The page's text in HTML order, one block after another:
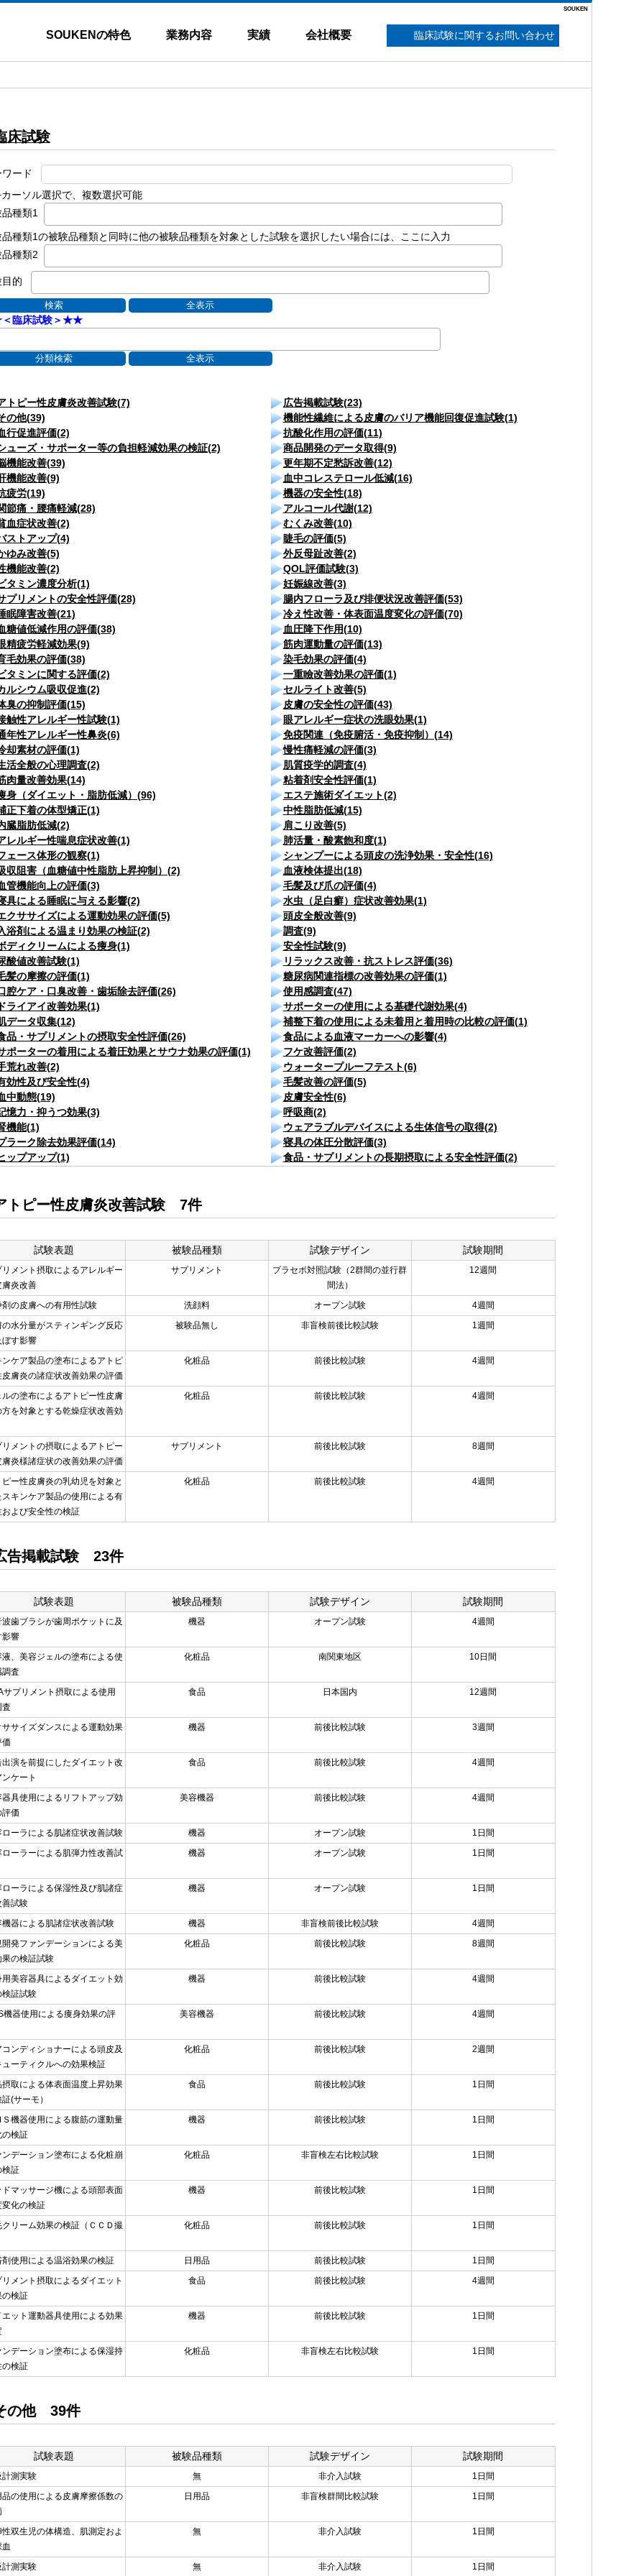
SOUKEN
SOUKENの特色 業務内容 実績 会社概要 臨床試験に関するお問い合わせ
床試験
ワード
ーソル選択で、複数選択可能
種類1
種類1の被験品種類と同時に他の被験品種類を対象とした試験を選択したい場合には、ここに入力
種類2
目的
臨床試験＞★★
トピー性皮膚炎改善試験(7)
広告掲載試験(23)
の他(39)
機能性繊維による皮膚のバリア機能回復促進試験(1)
行促進評価(2)
抗酸化作用の評価(11)
ューズ・サポーター等の負担軽減効果の検証(2)
商品開発のデータ取得(9)
機能改善(39)
更年期不定愁訴改善(12)
機能改善(9)
血中コレステロール低減(16)
疲労(19)
機器の安全性(18)
節痛・腰痛軽減(28)
アルコール代謝(12)
血症状改善(2)
むくみ改善(10)
ストアップ(4)
睫毛の評価(5)
ゆみ改善(5)
外反母趾改善(2)
機能改善(2)
QOL評価試験(3)
タミン濃度分析(1)
妊娠線改善(3)
プリメントの安全性評価(28)
腸内フローラ及び排便状況改善評価(53)
眠障害改善(21)
冷え性改善・体表面温度変化の評価(70)
糖値低減作用の評価(38)
血圧降下作用(10)
精疲労軽減効果(9)
筋肉運動量の評価(13)
毛効果の評価(38)
染毛効果の評価(4)
タミンに関する評価(2)
一重瞼改善効果の評価(1)
ルシウム吸収促進(2)
セルライト改善(5)
臭の抑制評価(15)
皮膚の安全性の評価(43)
触性アレルギー性試験(1)
眼アレルギー症状の洗眼効果(1)
年性アレルギー性鼻炎(6)
免疫関連（免疫腑活・免疫抑制）(14)
却素材の評価(1)
慢性痛軽減の評価(3)
活全般の心理調査(2)
肌質疫学的調査(4)
肉量改善効果(14)
粘着剤安全性評価(1)
身（ダイエット・脂肪低減）(96)
エステ施術ダイエット(2)
正下着の体型矯正(1)
中性脂肪低減(15)
臓脂肪低減(2)
肩こり改善(5)
レルギー性喘息症状改善(1)
肺活量・酸素飽和度(1)
ェース体形の観察(1)
シャンプーによる頭皮の洗浄効果・安全性(16)
収阻害（血糖値中性脂肪上昇抑制）(2)
血液検体提出(18)
管機能向上の評価(3)
毛髪及び爪の評価(4)
具による睡眠に与える影響(2)
水虫（足白癬）症状改善効果(1)
クササイズによる運動効果の評価(5)
頭皮全般改善(9)
浴剤による温まり効果の検証(2)
調査(9)
ディクリームによる痩身(1)
安全性試験(9)
酸値改善試験(1)
リラックス改善・抗ストレス評価(36)
髪の摩擦の評価(1)
糖尿病関連指標の改善効果の評価(1)
腔ケア・口臭改善・歯垢除去評価(26)
使用感調査(47)
ライアイ改善効果(1)
サポーターの使用による基礎代謝効果(4)
データ収集(12)
補整下着の使用による未着用と着用時の比較の評価(1)
品・サプリメントの摂取安全性評価(26)
食品による血液マーカーへの影響(4)
ポーターの着用による着圧効果とサウナ効果の評価(1)
フケ改善評価(2)
荒れ改善(2)
ウォータープルーフテスト(6)
効性及び安全性(4)
毛髪改善の評価(5)
中動態(19)
皮膚安全性(6)
憶力・抑うつ効果(3)
呼吸商(2)
機能(1)
ウェアラブルデバイスによる生体信号の取得(2)
ラーク除去効果評価(14)
寝具の体圧分散評価(3)
ップアップ(1)
食品・サプリメントの長期摂取による安全性評価(2)
トピー性皮膚炎改善試験 7件
試験表題 被験品種類 試験デザイン 試験期間
リメント摂取によるアレルギー
膚炎改善
サプリメント
プラセボ対照試験（2群間の並行群
間法）
12週間
剤の皮膚への有用性試験 洗顔料 オープン試験
4週間
の水分量がスティンギング反応
ぼす影響
被験品無し 非盲検前後比較試験 1週間
ンケア製品の塗布によるアトピ
皮膚炎の諸症状改善効果の評価
化粧品 前後比較試験 4週間
ルの塗布によるアトピー性皮膚
方を対象とする乾燥症状改善効
化粧品 前後比較試験 4週間
リメントの摂取によるアトピー
膚炎様諸症状の改善効果の評価
サプリメント 前後比較試験 8週間
ピー性皮膚炎の乳幼児を対象と
スキンケア製品の使用による有
および安全性の検証
化粧品 前後比較試験 4週間
告掲載試験 23件
試験表題 被験品種類 試験デザイン 試験期間
波歯ブラシが歯周ポケットに及
影響
機器 オープン試験 4週間
液、美容ジェルの塗布による使
査
化粧品 南関東地区 10日間
サプリメント摂取による使用
査
食品 日本国内 12週間
ササイズダンスによる運動効果
価
機器 前後比較試験 3週間
出演を前提にしたダイエット改
ケート
食品 前後比較試験 4週間
器具使用によるリフトアップ効
価
美容機器 前後比較試験 4週間
ローラによる肌諸症状改善試験 機器 オープン試験
1日間
ローラーによる肌弾力性改善試
機器 オープン試験 1日間
ローラによる保湿性及び肌諸症
善試験
機器 オープン試験 1日間
機器による肌諸症状改善試験 機器 非盲検前後比較試験
4週間
開発ファンデーションによる美
果の検証試験
化粧品 前後比較試験 8週間
用美容器具によるダイエット効
検証試験
機器 前後比較試験 4週間
機器使用による痩身効果の評 美容機器 前後比較試験 4週間
コンディショナーによる頭皮及
ューティクルへの効果検証
化粧品 前後比較試験 2週間
摂取による体表面温度上昇効果
(サーモ）
食品 前後比較試験 1日間
Ｓ機器使用による腹筋の運動量
の検証
機器 前後比較試験 1日間
ンデーション塗布による化粧崩
検証
化粧品 非盲検左右比較試験 1日間
ドマッサージ機による頭部表面
変化の検証
機器 前後比較試験 1日間
クリーム効果の検証（ＣＣＤ撮
化粧品 前後比較試験 1日間
剤使用による温浴効果の検証 日用品 前後比較試験
1日間
リメント摂取によるダイエット
の検証
食品 前後比較試験 4週間
エット運動器具使用による効果
機器 前後比較試験 1日間
ンデーション塗布による保湿持
の検証
化粧品 非盲検左右比較試験 1日間
の他 39件
試験表題 被験品種類 試験デザイン 試験期間
計測実験 無 非介入試験
1日間
品の使用による皮膚摩擦係数の
日用品 非盲検群間比較試験 1日間
性双生児の体構造、肌測定およ
無 非介入試験 1日間
計測実験 無 非介入試験 1日間